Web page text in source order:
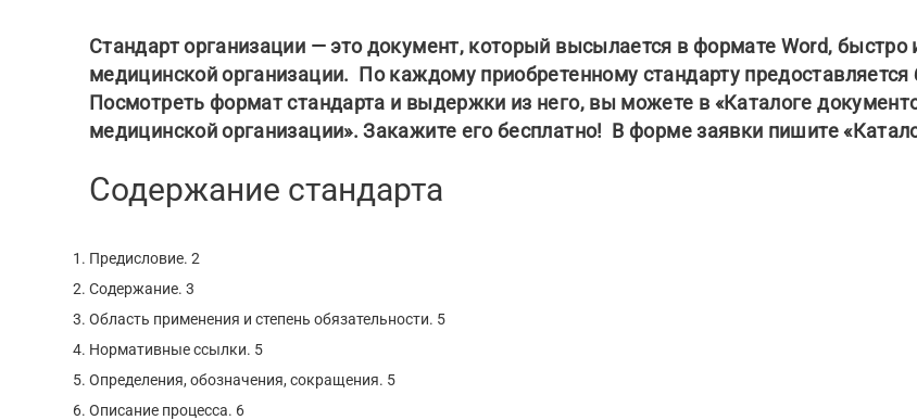
Стандарт организации — это документ, который высылается в формате Word, быстро
медицинской организации. По каждому приобретенному стандарту предоставляется
Посмотреть формат стандарта и выдержки из него, вы можете в «Каталоге
медицинской организации». Закажите его бесплатно! В форме заявки пишите
Содержание стандарта
Предисловие. 2
Содержание. 3
Область применения и степень обязательности. 5
Нормативные ссылки. 5
Определения, обозначения, сокращения. 5
Описание процесса. 6